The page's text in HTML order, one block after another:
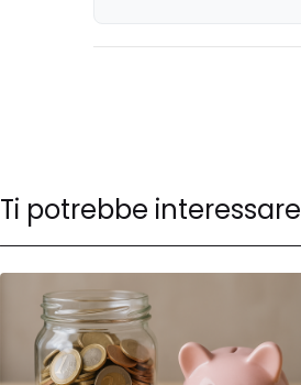
Ti potrebbe interessare